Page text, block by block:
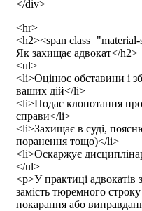
</div>
<hr>
<h2><span
Як захищає адвокат</h2>
<ul>
<li>Оцінює обставини і
ваших дій</li>
<li>Подає клопотання про
справи</li>
<li>Захищає в суді,
поранення тощо)</li>
<li>Оскаржує
</ul>
<p>У практиці
замість тюремного
покарання або